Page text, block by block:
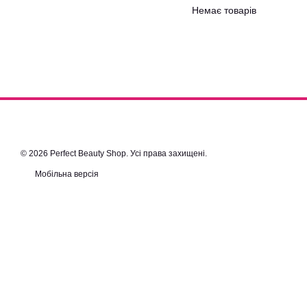
Немає товарів
© 2026 Perfect Beauty Shop. Усі права захищені.
Мобільна версія